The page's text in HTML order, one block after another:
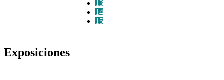
13
14
15
Exposiciones